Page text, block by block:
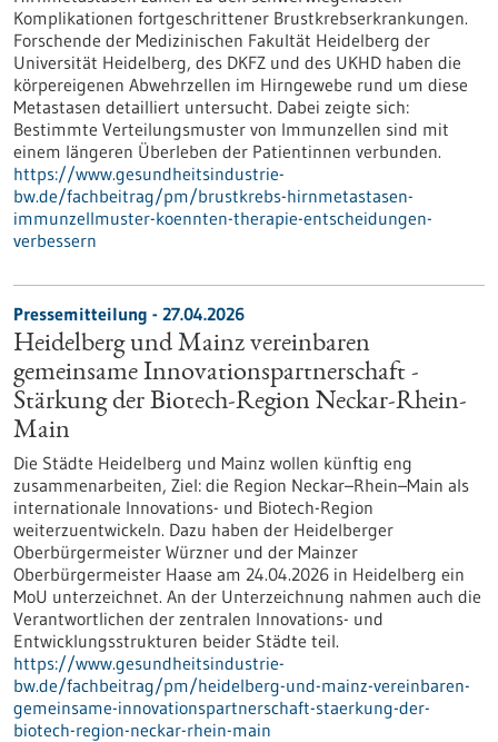
Komplikationen fortgeschrittener Brustkrebserkrankungen.
Forschende der Medizinischen Fakultät Heidelberg der
Universität Heidelberg, des DKFZ und des UKHD haben die
körpereigenen Abwehrzellen im Hirngewebe rund um diese
Metastasen detailliert untersucht. Dabei zeigte sich:
Bestimmte Verteilungsmuster von Immunzellen sind mit
einem längeren Überleben der Patientinnen verbunden.
https://www.gesundheitsindustrie-
bw.de/fachbeitrag/pm/brustkrebs-hirnmetastasen-
immunzellmuster-koennten-therapie-entscheidungen-
verbessern
Pressemitteilung - 27.04.2026
Heidelberg und Mainz vereinbaren
gemeinsame Innovationspartnerschaft -
Stärkung der Biotech-Region Neckar-Rhein-
Main
Die Städte Heidelberg und Mainz wollen künftig eng
zusammenarbeiten, Ziel: die Region Neckar–Rhein–Main als
internationale Innovations- und Biotech-Region
weiterzuentwickeln. Dazu haben der Heidelberger
Oberbürgermeister Würzner und der Mainzer
Oberbürgermeister Haase am 24.04.2026 in Heidelberg ein
MoU unterzeichnet. An der Unterzeichnung nahmen auch die
Verantwortlichen der zentralen Innovations- und
Entwicklungsstrukturen beider Städte teil.
https://www.gesundheitsindustrie-
bw.de/fachbeitrag/pm/heidelberg-und-mainz-vereinbaren-
gemeinsame-innovationspartnerschaft-staerkung-der-
biotech-region-neckar-rhein-main